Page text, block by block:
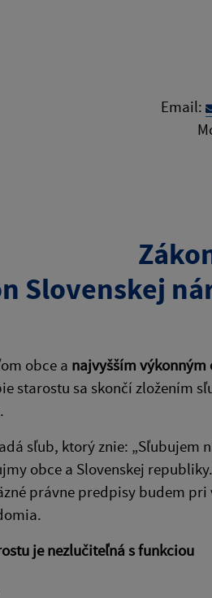
Email:
Slovenskej
obce a najvyšším výkonným
starostu sa skončí zložením
sľub, ktorý znie: „Sľubujem
obce a Slovenskej
právne predpisy budem
je nezlučiteľná s funkciou